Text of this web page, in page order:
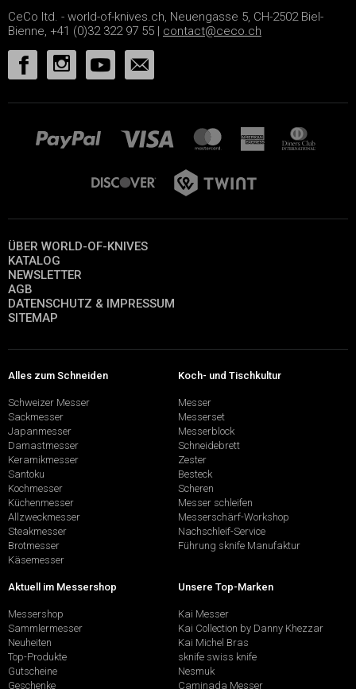
CeCo ltd. - world-of-knives.ch, Neuengasse 5, CH-2502 Biel-
Bienne, +41 (0)32 322 97 55 | contact@ceco.ch
ÜBER WORLD-OF-KNIVES
KATALOG
NEWSLETTER
AGB
DATENSCHUTZ & IMPRESSUM
SITEMAP
Alles zum Schneiden
Schweizer Messer
Sackmesser
Japanmesser
Damastmesser
Keramikmesser
Santoku
Kochmesser
Küchenmesser
Allzweckmesser
Steakmesser
Brotmesser
Käsemesser
Koch- und Tischkultur
Messer
Messerset
Messerblock
Schneidebrett
Zester
Besteck
Scheren
Messer schleifen
Messerschärf-Workshop
Nachschleif-Service
Führung sknife Manufaktur
Aktuell im Messershop
Messershop
Sammlermesser
Neuheiten
Top-Produkte
Gutscheine
Geschenke
Unsere Top-Marken
Kai Messer
Kai Collection by Danny Khezzar
Kai Michel Bras
sknife swiss knife
Nesmuk
Caminada Messer